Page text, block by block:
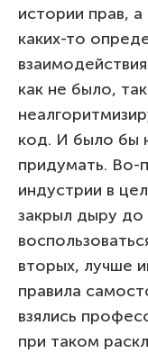
истории прав,
каких-то
как не было,
код. И было бы
придумать. Во-
индустрии в
закрыл дыру до
вторых, лучше
правила
взялись
при таком